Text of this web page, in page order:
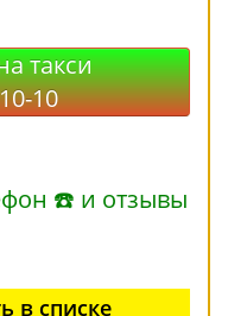
такси
10
☎ и отзывы
в списке